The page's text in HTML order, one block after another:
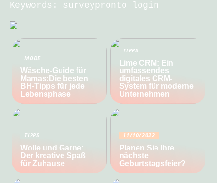
Keywords: surveypronto login
MODE
Wäsche-Guide für
Mamas:Die besten
BH-Tipps für jede
Lebensphase
TIPPS
Lime CRM: Ein
umfassendes
digitales CRM-
System für moderne
Unternehmen
TIPPS
Wolle und Garne:
Der kreative Spaß
für Zuhause
11/10/2022
Planen Sie Ihre
nächste
Geburtstagsfeier?